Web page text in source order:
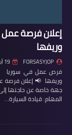
إعلان فرصة
وريفها
FORSASYJOP 19 أبريل 2026
فرص عمل في سوريا
وريفها 📢 إعلان فرصة
جهة خاصة عن حاجتها
المهام: قيادة السيارة…